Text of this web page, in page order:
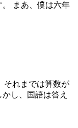
まあ、僕は六年
それまでは算数が
し、国語は答え